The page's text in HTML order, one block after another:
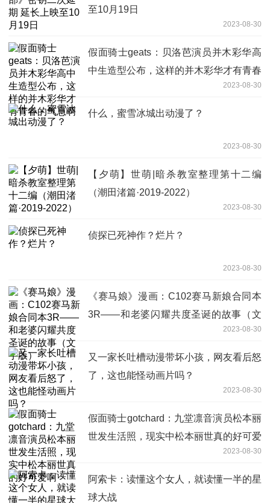
至10月19日
2023-08-30
假面骑士geats：贝洛芭演员并木彩华高
中生造型公布，这样的并木彩华才有青春
2023-08-30
什么，蜜雪冰城出动漫了？
2023-08-30
【夕萌】世萌|暗杀教室整理第十二编
（潮田渚篇·2019-2022）
2023-08-30
侦探已死神作？烂片？
2023-08-30
《赛马娘》漫画：C102赛马新娘合同本
3R——和老婆闪耀共度圣诞的故事（文
2023-08-30
又一家长吐槽动漫带坏小孩，网友看后怒
了，这也能怪动画片吗？
2023-08-30
假面骑士gotchard：九堂凛音演员松本丽
世发生活照，现实中松本丽世真的好可爱
2023-08-30
阿索卡：读懂这个女人，就读懂一半的星
球大战